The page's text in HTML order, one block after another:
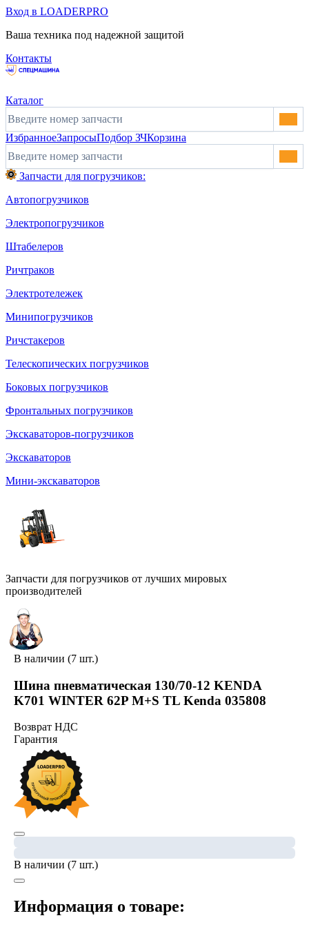
Вход в LOADERPRO
Ваша техника под надежной защитой
Контакты
Каталог
ИзбранноеЗапросыПодбор ЗЧКорзина
Запчасти для погрузчиков:
Автопогрузчиков
Электропогрузчиков
Штабелеров
Ричтраков
Электротележек
Минипогрузчиков
Ричстакеров
Телескопических погрузчиков
Боковых погрузчиков
Фронтальных погрузчиков
Экскаваторов-погрузчиков
Экскаваторов
Мини-экскаваторов
Запчасти для погрузчиков от лучших мировых
производителей
В наличии (7 шт.)
Шина пневматическая 130/70-12 KENDA
K701 WINTER 62P M+S TL Kenda 035808
Возврат НДС
Гарантия
В наличии (7 шт.)
Информация о товаре: